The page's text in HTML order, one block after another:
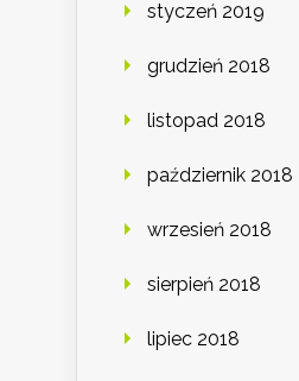
styczeń 2019
grudzień 2018
listopad 2018
październik 2018
wrzesień 2018
sierpień 2018
lipiec 2018